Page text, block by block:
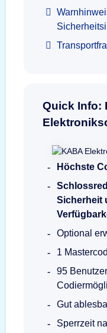
Quick Info:
Höchste
Sicherheit
Optional
1
95
Gut
Sperrzeit